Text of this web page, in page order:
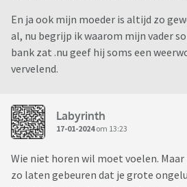
En ja ook mijn moeder is altijd zo
al, nu begrijp ik waarom mijn vader
bank zat .nu geef hij soms een
vervelend.
Labyrinth
17-01-2024om 13:23
Wie niet horen wil moet voelen. Maar
zo laten gebeuren dat je grote